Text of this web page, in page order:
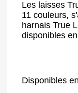
Les laisses
11 couleurs,
harnais True
disponibles
Disponibles